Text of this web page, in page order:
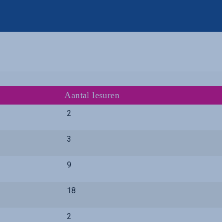
Aantal lesuren
2
3
9
18
2